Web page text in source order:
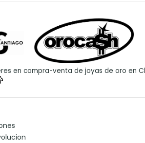
en compra-venta de joyas de oro en